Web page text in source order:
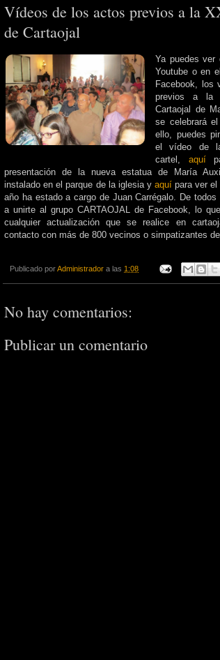
Vídeos de los actos previos a la
de Cartaojal
Ya puedes ver
Youtube o en
Facebook, los
previos a la
Cartaojal de
se celebrará
ello, puedes
el vídeo de
cartel, aquí
presentación de la nueva estatua de María
instalado en el parque de la iglesia yaquí para ver el
año ha estado a cargo de Juan Carrégalo. De
a unirte al grupo CARTAOJAL de Facebook, lo
cualquier actualización que se realice en
contacto con más de 800 vecinos o simpatizantes de
Publicado porAdministrador a las 1:08
No hay comentarios:
Publicar un comentario